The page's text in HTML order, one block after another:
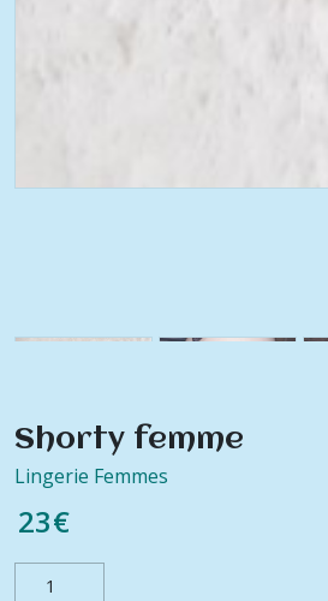
Shorty femme
Lingerie Femmes
23€